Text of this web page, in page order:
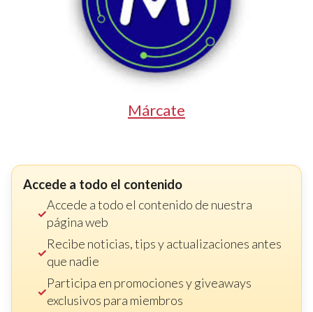
Márcate
Accede a todo el contenido
Accede a todo el contenido de nuestra
página web
Recibe noticias, tips y actualizaciones antes
que nadie
Participa en promociones y giveaways
exclusivos para miembros